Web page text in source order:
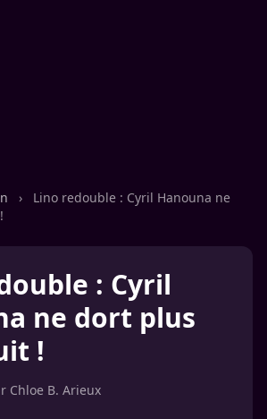
›
Lino redouble : Cyril Hanouna ne
: Cyril
ne dort plus
!
Chloe B. Arieux